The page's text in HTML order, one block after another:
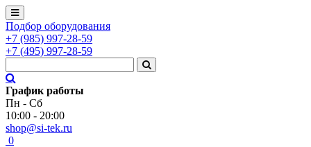
Подбор оборудования
+7 (985) 997-28-59
+7 (495) 997-28-59
График работы
Пн - Сб
10:00 - 20:00
shop@si-tek.ru
0